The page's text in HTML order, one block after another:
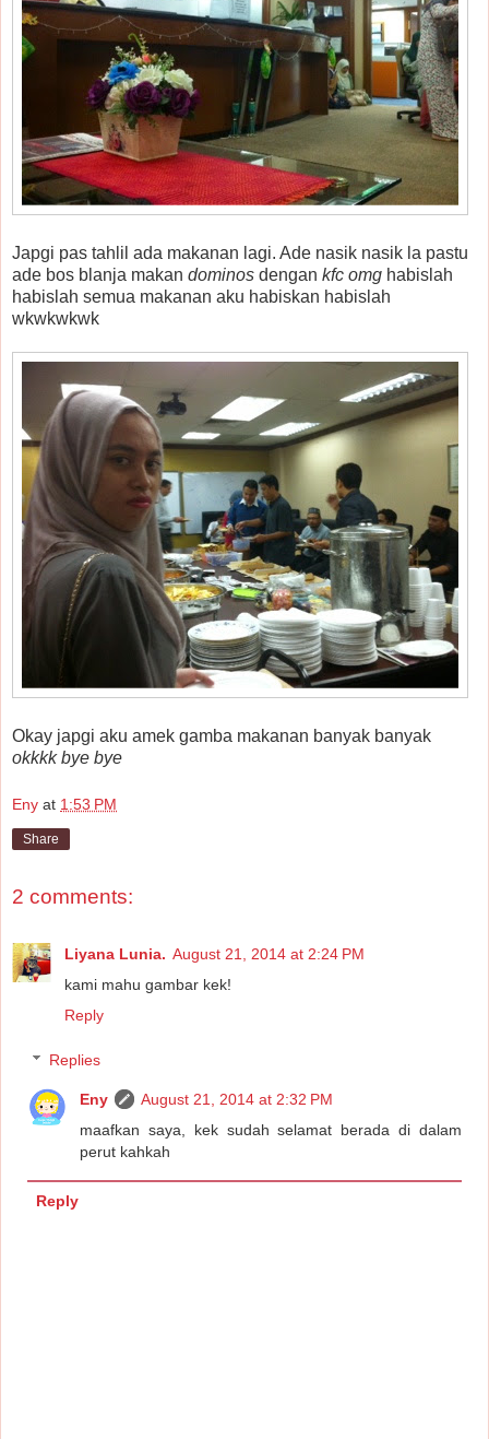
Japgi pas tahlil ada makanan lagi. Ade nasik nasik la pastu
ade bos blanja makan dominos dengan kfc omg habislah
habislah semua makanan aku habiskan habislah
wkwkwkwk
Okay japgi aku amek gamba makanan banyak banyak
okkkk bye bye
Eny at 1:53 PM
Share
2 comments:
Liyana Lunia. August 21, 2014 at 2:24 PM
kami mahu gambar kek!
Reply
Replies
Eny
August 21, 2014 at 2:32 PM
maafkan saya, kek sudah selamat berada di dalam
perut kahkah
Reply